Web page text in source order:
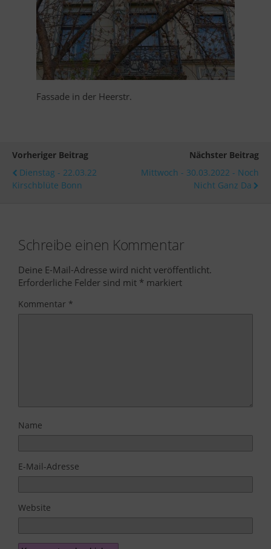
Fassade in der Heerstr.
Vorheriger Beitrag
Dienstag - 22.03.22
Kirschblüte Bonn
Nächster Beitrag
Mittwoch - 30.03.2022 - Noch
Nicht Ganz Da
Schreibe einen Kommentar
Deine E-Mail-Adresse wird nicht veröffentlicht.
Erforderliche Felder sind mit * markiert
Kommentar *
Name
E-Mail-Adresse
Website